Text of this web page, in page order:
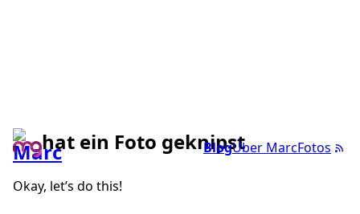
BlogÜber MarcFotos
hat ein Foto geknipst
Okay, let’s do this!